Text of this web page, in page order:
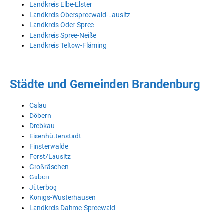
Landkreis Elbe-Elster
Landkreis Oberspreewald-Lausitz
Landkreis Oder-Spree
Landkreis Spree-Neiße
Landkreis Teltow-Fläming
Städte und Gemeinden Brandenburg
Calau
Döbern
Drebkau
Eisenhüttenstadt
Finsterwalde
Forst/Lausitz
Großräschen
Guben
Jüterbog
Königs-Wusterhausen
Landkreis Dahme-Spreewald